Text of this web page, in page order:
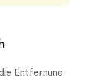
Entfernung